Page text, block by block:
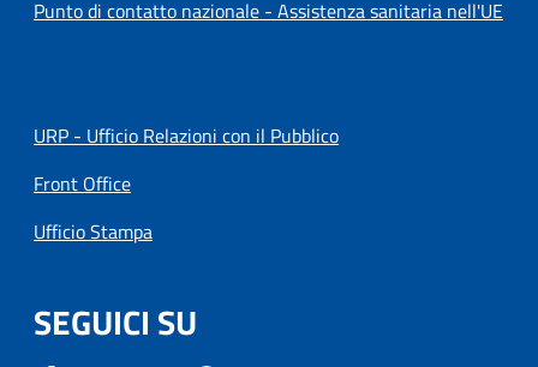
Punto di contatto nazionale - Assistenza sanitaria nell'UE
URP - Ufficio Relazioni con il Pubblico
Front Office
Ufficio Stampa
SEGUICI SU